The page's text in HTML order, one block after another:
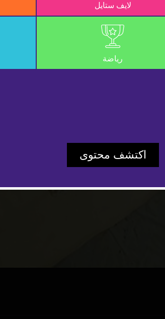
Play
Video
لايف ستايل
رياضة
اكتشف محتوى